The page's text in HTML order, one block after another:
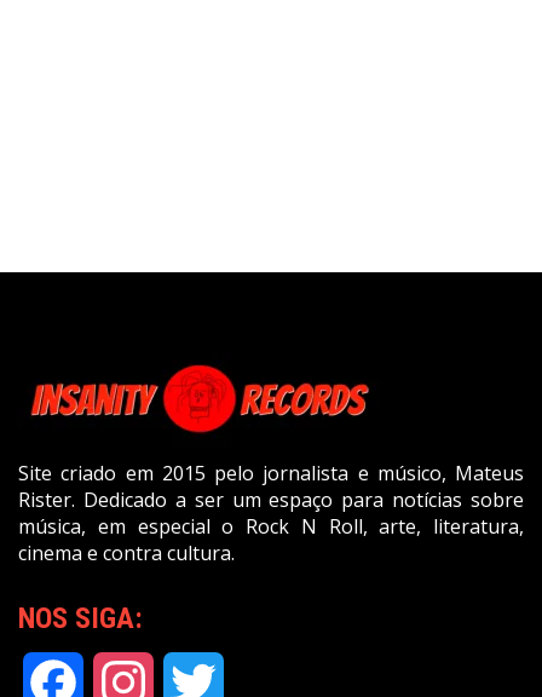
Site criado em 2015 pelo jornalista e músico, Mateus
Rister. Dedicado a ser um espaço para notícias sobre
música, em especial o Rock N Roll, arte, literatura,
cinema e contra cultura.
NOS SIGA:
Facebook Instagram